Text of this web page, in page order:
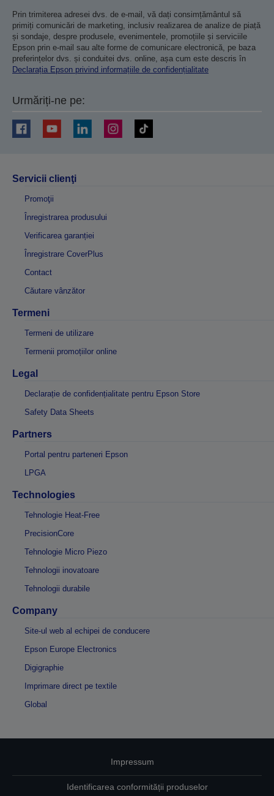
Prin trimiterea adresei dvs. de e-mail, vă dați consimțământul să
primiți comunicări de marketing, inclusiv realizarea de analize de piață
și sondaje, despre produsele, evenimentele, promoțiile și serviciile
Epson prin e-mail sau alte forme de comunicare electronică, pe baza
preferințelor dvs. și conduitei dvs. online, așa cum este descris în
Declarația Epson privind informațiile de confidențialitate
Urmăriți-ne pe:
Servicii clienţi
Promoţii
Înregistrarea produsului
Verificarea garanției
Înregistrare CoverPlus
Contact
Căutare vânzător
Termeni
Termeni de utilizare
Termenii promoțiilor online
Legal
Declarație de confidențialitate pentru Epson Store
Safety Data Sheets
Partners
Portal pentru parteneri Epson
LPGA
Technologies
Tehnologie Heat-Free
PrecisionCore
Tehnologie Micro Piezo
Tehnologii inovatoare
Tehnologii durabile
Company
Site-ul web al echipei de conducere
Epson Europe Electronics
Digigraphie
Imprimare direct pe textile
Global
Impressum
Identificarea conformității produselor